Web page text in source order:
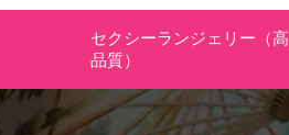
セクシーランジェリー（高
品質）